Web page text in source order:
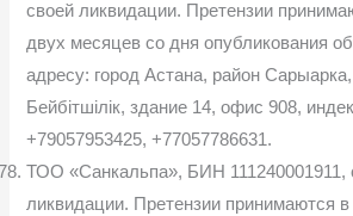
своей ликвидации. Претензии
двух месяцев со дня опубликования
адресу: город Астана, район
Бейбітшілік, здание 14, офис 908,
+79057953425, +77057786631.
ТОО «Санкальпа», БИН 111240001911,
ликвидации. Претензии принимаются в